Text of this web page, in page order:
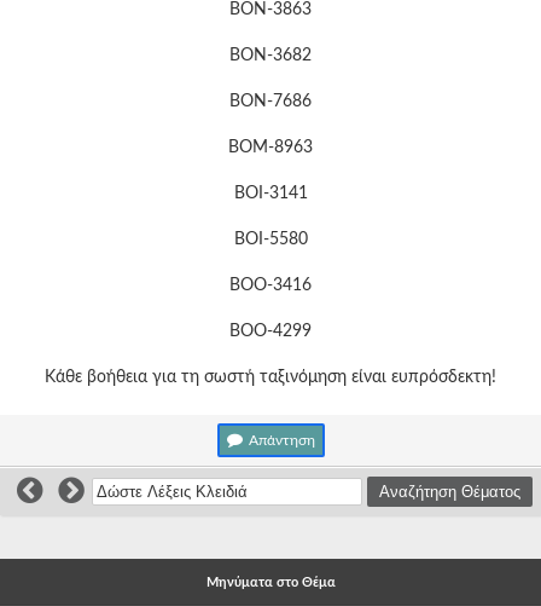
ΒΟΝ-3863
ΒΟΝ-3682
ΒΟΝ-7686
ΒΟΜ-8963
ΒΟΙ-3141
ΒΟΙ-5580
ΒΟΟ-3416
ΒΟΟ-4299
Κάθε βοήθεια για τη σωστή ταξινόμηση είναι ευπρόσδεκτη!
Απάντηση
Μηνύματα στο Θέμα